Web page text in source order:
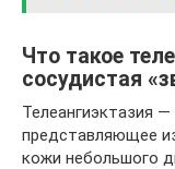
Что такое
сосудистая
Телеангиэктазия
представляющее
кожи небольшого